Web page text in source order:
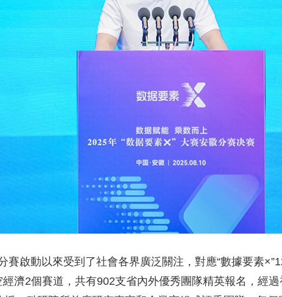
賽啟動以來受到了社會各界廣泛關注，對應“數據要素
濟2個賽道，共有902支省內外優秀團隊精英報名，經